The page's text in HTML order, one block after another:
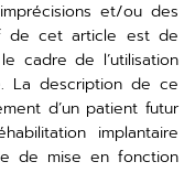
et/ou des
de cet article est de
cadre de l’utilisation
La description de ce
d’un patient futur
implantaire
de mise en fonction